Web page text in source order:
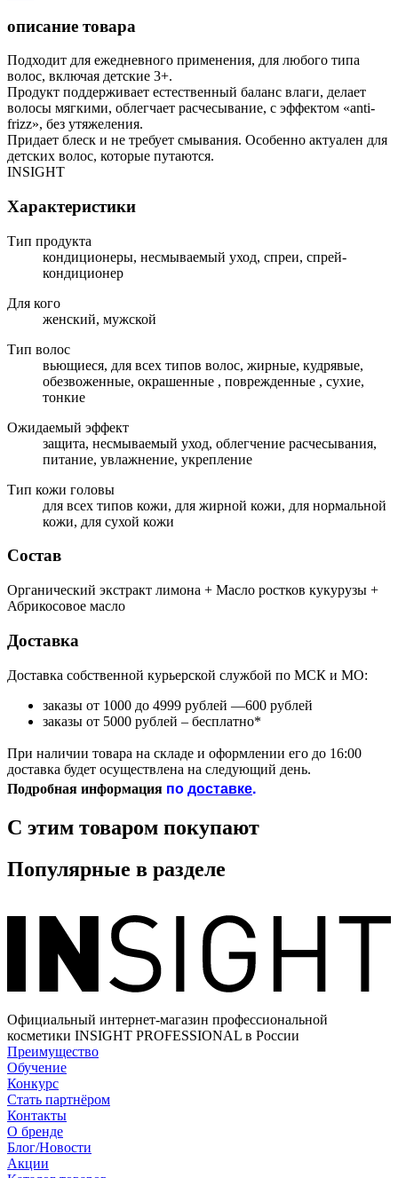
описание товара
Подходит для ежедневного применения, для любого типа
волос, включая детские 3+.
Продукт поддерживает естественный баланс влаги, делает
волосы мягкими, облегчает расчесывание, с эффектом «anti-
frizz», без утяжеления.
Придает блеск и не требует смывания. Особенно актуален для
детских волос, которые путаются.
INSIGHT
Характеристики
Тип продукта
кондиционеры, несмываемый уход, спреи, спрей-
кондиционер
Для кого
женский, мужской
Тип волос
вьющиеся, для всех типов волос, жирные, кудрявые,
обезвоженные, окрашенные , поврежденные , сухие,
тонкие
Ожидаемый эффект
защита, несмываемый уход, облегчение расчесывания,
питание, увлажнение, укрепление
Тип кожи головы
для всех типов кожи, для жирной кожи, для нормальной
кожи, для сухой кожи
Состав
Органический экстракт лимона + Масло ростков кукурузы +
Абрикосовое масло
Доставка
Доставка собственной курьерской службой по МСК и МО:
заказы от 1000 до 4999 рублей —600 рублей
заказы от 5000 рублей – бесплатно*
При наличии товара на складе и оформлении его до 16:00
доставка будет осуществлена на следующий день.
Подробная информация подоставке.
С этим товаром покупают
Популярные в разделе
Официальный интернет-магазин профессиональной
косметики INSIGHT PROFESSIONAL в России
Преимущество
Обучение
Конкурс
Стать партнёром
Контакты
О бренде
Блог/Новости
Акции